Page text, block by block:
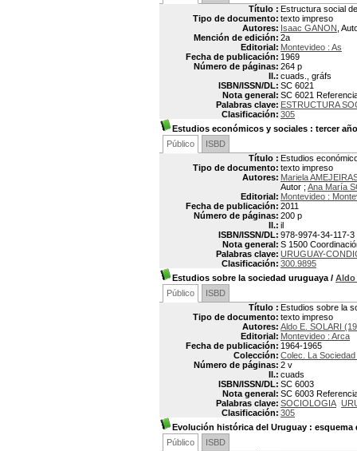
Título : Estructura social
Tipo de documento: texto impreso
Autores: Isaac GANON ,
Mención de edición: 2a
Editorial: Montevideo : As
Fecha de publicación: 1969
Número de páginas: 264 p
Il.: cuads., gráfs
ISBN/ISSN/DL: SC 6021
Nota general: SC 6021
Palabras clave: ESTRUCTURA
Clasificación: 305
Estudios económicos y sociales : tercer
Público
ISBD
Título : Estudios
Tipo de documento: texto impreso
Autores: Mariela
Autor ; Ana María
Editorial: Montevideo :
Fecha de publicación: 2011
Número de páginas: 200 p
Il.: il
ISBN/ISSN/DL: 978-9974-34-117-3
Nota general: S 1500
Palabras clave: URUGUAY-
Clasificación: 300.9895
Estudios sobre la sociedad uruguaya / Aldo
Público
ISBD
Título : Estudios sobre la
Tipo de documento: texto impreso
Autores: Aldo E. SOLARI
Editorial: Montevideo : Arca
Fecha de publicación: 1964-1965
Colección: Colec. La
Número de páginas: 2 v
Il.: cuads
ISBN/ISSN/DL: SC 6003
Nota general: SC 6003
Palabras clave: SOCIOLOGIA
Clasificación: 305
Evolución histórica del Uruguay : esquema
Público
ISBD